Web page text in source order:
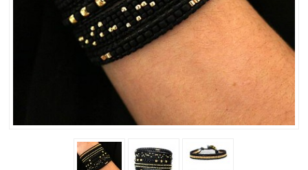
COLECTII BRATARI
TESTIMONIALE CLIENTI